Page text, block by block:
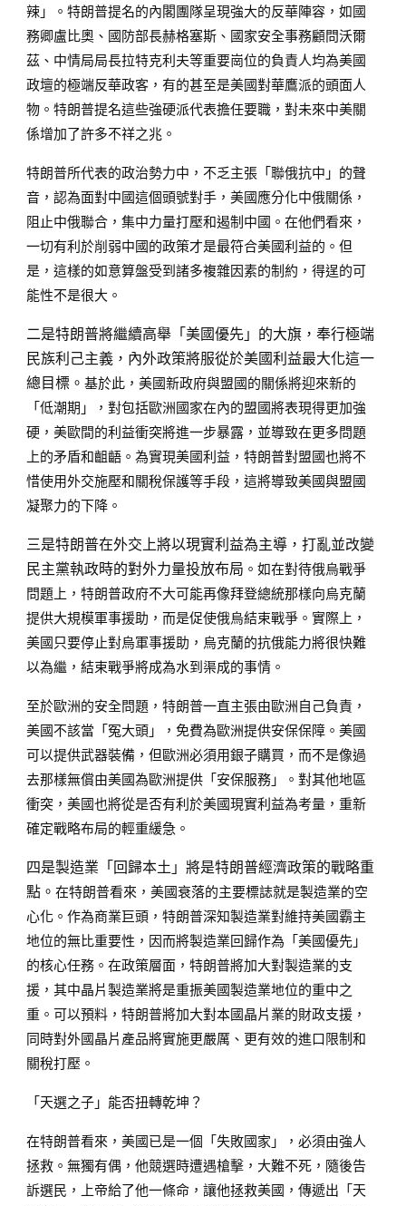
辣」。特朗普提名的內閣團隊呈現強大的反華陣容，如國
務卿盧比奧、國防部長赫格塞斯、國家安全事務顧問沃爾
茲、中情局局長拉特克利夫等重要崗位的負責人均為美國
政壇的極端反華政客，有的甚至是美國對華鷹派的頭面人
物。特朗普提名這些強硬派代表擔任要職，對未來中美關
係增加了許多不祥之兆。
特朗普所代表的政治勢力中，不乏主張「聯俄抗中」的聲
音，認為面對中國這個頭號對手，美國應分化中俄關係，
阻止中俄聯合，集中力量打壓和遏制中國。在他們看來，
一切有利於削弱中國的政策才是最符合美國利益的。但
是，這樣的如意算盤受到諸多複雜因素的制約，得逞的可
能性不是很大。
二是特朗普將繼續高舉「美國優先」的大旗，奉行極端
民族利己主義，內外政策將服從於美國利益最大化這一
總目標。基於此，美國新政府與盟國的關係將迎來新的
「低潮期」，對包括歐洲國家在內的盟國將表現得更加強
硬，美歐間的利益衝突將進一步暴露，並導致在更多問題
上的矛盾和齟齬。為實現美國利益，特朗普對盟國也將不
惜使用外交施壓和關稅保護等手段，這將導致美國與盟國
凝聚力的下降。
三是特朗普在外交上將以現實利益為主導，打亂並改變
民主黨執政時的對外力量投放布局 。如在對待俄烏戰爭
問題上，特朗普政府不大可能再像拜登總統那樣向烏克蘭
提供大規模軍事援助，而是促使俄烏結束戰爭。實際上，
美國只要停止對烏軍事援助，烏克蘭的抗俄能力將很快難
以為繼，結束戰爭將成為水到渠成的事情。
至於歐洲的安全問題，特朗普一直主張由歐洲自己負責，
美國不該當「冤大頭」，免費為歐洲提供安保保障。美國
可以提供武器裝備，但歐洲必須用銀子購買，而不是像過
去那樣無償由美國為歐洲提供「安保服務」。對其他地區
衝突，美國也將從是否有利於美國現實利益為考量，重新
確定戰略布局的輕重緩急。
四是製造業「回歸本土」將是特朗普經濟政策的戰略重
點。在特朗普看來，美國衰落的主要標誌就是製造業的空
心化。作為商業巨頭，特朗普深知製造業對維持美國霸主
地位的無比重要性，因而將製造業回歸作為「美國優先」
的核心任務。在政策層面，特朗普將加大對製造業的支
援，其中晶片製造業將是重振美國製造業地位的重中之
重。可以預料，特朗普將加大對本國晶片業的財政支援，
同時對外國晶片產品將實施更嚴厲、更有效的進口限制和
關稅打壓。
「天選之子」能否扭轉乾坤？
在特朗普看來，美國已是一個「失敗國家」，必須由強人
拯救。無獨有偶，他競選時遭遇槍擊，大難不死，隨後告
訴選民，上帝給了他一條命，讓他拯救美國，傳遞出「天